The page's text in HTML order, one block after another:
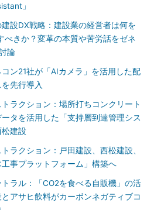
」
設DX戦略：建設業の経営者は何を
べきか？変革の本質や苦労話をゼネ
論
ン21社が「AIカメラ」を活用した配
先行導入
ラクション：場所打ちコンクリート
タを活用した「支持層到達管理シス
建設
ラクション：戸田建設、西松建設、
事プラットフォーム」構築へ
ラル：「CO2を食べる自販機」の活
アサヒ飲料がカーボンネガティブコ